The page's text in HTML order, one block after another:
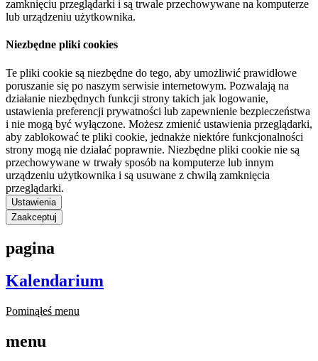
zamknięciu przeglądarki i są trwale przechowywane na komputerze
lub urządzeniu użytkownika.
Niezbędne pliki cookies
Te pliki cookie są niezbędne do tego, aby umożliwić prawidłowe
poruszanie się po naszym serwisie internetowym. Pozwalają na
działanie niezbędnych funkcji strony takich jak logowanie,
ustawienia preferencji prywatności lub zapewnienie bezpieczeństwa
i nie mogą być wyłączone. Możesz zmienić ustawienia przeglądarki,
aby zablokować te pliki cookie, jednakże niektóre funkcjonalności
strony mogą nie działać poprawnie. Niezbędne pliki cookie nie są
przechowywane w trwały sposób na komputerze lub innym
urządzeniu użytkownika i są usuwane z chwilą zamknięcia
przeglądarki.
Ustawienia
Zaakceptuj
pagina
Kalendarium
Pominąłeś menu
menu